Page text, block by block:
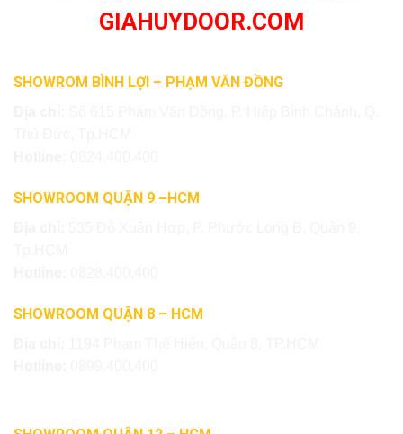
GIAHUYDOOR.COM
SHOWROM BÌNH LỢI – PHẠM VĂN ĐỒNG
SHOWROOM QUẬN 9 –HCM
SHOWROOM QUẬN 8 – HCM